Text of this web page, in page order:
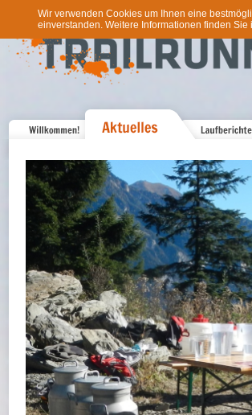
Wir verwenden Cookies um Ihnen eine
einverstanden. Weitere Informationen finden Sie